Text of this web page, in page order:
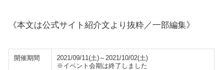
《本文は公式サイト紹介文より抜粋／一部編集》
開催期間
2021/09/11(土)～2021/10/02(土)
※イベント会期は終了しました